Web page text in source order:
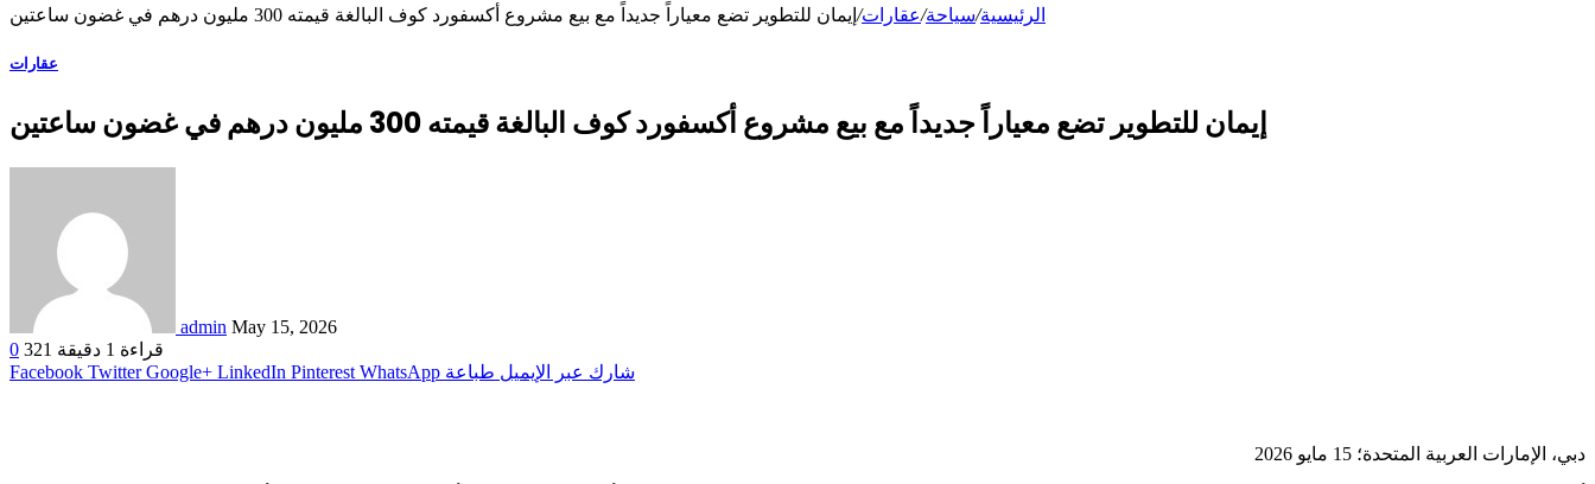
الرئيسية/سياحة/عقارات/ إيمان للتطوير تضع معياراً جديداً مع بيع مشروع أكسفورد كوف البالغة قيمته 300 مليون درهم في غضون ساعتين
عقارات
إيمان للتطوير تضع معياراً جديداً مع بيع مشروع أكسفورد كوف البالغة قيمته 300 مليون درهم في غضون ساعتين
admin May 15, 2026
0 321
قراءة 1 دقيقة
Facebook Twitter Google+ LinkedIn Pinterest WhatsApp شارك عبر الإيميل طباعة
دبي، الإمارات العربية المتحدة؛ 15 مايو 2026